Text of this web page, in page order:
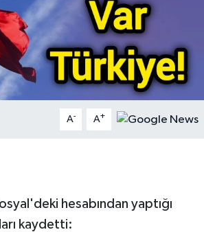
A- A+
hesabından yaptığı
kaydetti: